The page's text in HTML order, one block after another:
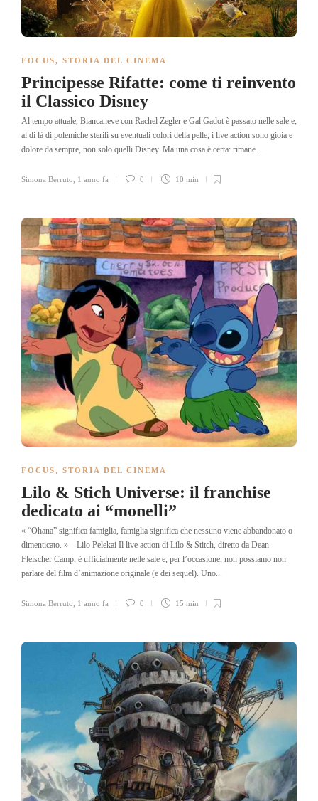
FOCUS, STORIA DEL CINEMA
Principesse Rifatte: come ti reinvento
il Classico Disney
Al tempo attuale, Biancaneve con Rachel Zegler e Gal Gadot è passato nelle sale e,
al di là di polemiche sterili su eventuali colori della pelle, i live action sono gioia e
dolore da sempre, non solo quelli Disney. Ma una cosa è certa: rimane...
Simona Berruto 1 anno fa 0 10 min
FOCUS, STORIA DEL CINEMA
Lilo & Stich Universe: il franchise
dedicato ai “monelli”
« “Ohana” significa famiglia, famiglia significa che nessuno viene abbandonato o
dimenticato. » – Lilo Pelekai Il live action di Lilo & Stitch, diretto da Dean
Fleischer Camp, è ufficialmente nelle sale e, per l’occasione, non possiamo non
parlare del film d’animazione originale (e dei sequel). Uno...
Simona Berruto 1 anno fa 0 15 min